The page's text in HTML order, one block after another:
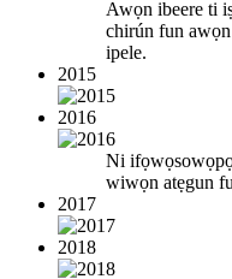
Awọn ibeere ti
chirún fun
ipele.
2015
2016
Ni
wiwọn atẹgun
2017
2018